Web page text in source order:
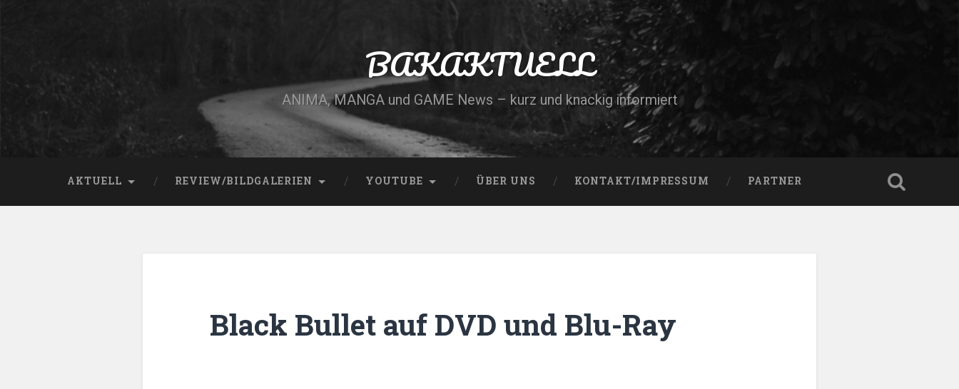
BAKAKTUELL
ANIMA, MANGA und GAME News – kurz und knackig informiert
AKTUELL REVIEW/BILDGALERIEN YOUTUBE ÜBER UNS KONTAKT/IMPRESSUM PARTNER
Black Bullet auf DVD und Blu-Ray